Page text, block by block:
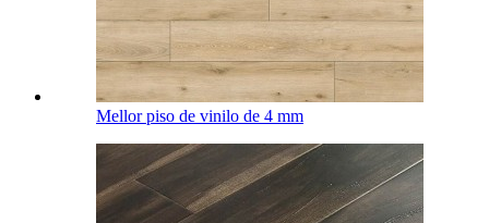
Mellor piso de vinilo de 4 mm